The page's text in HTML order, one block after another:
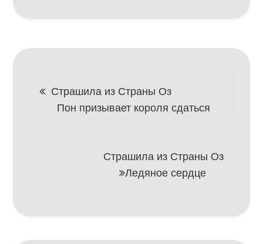
Навигация
записям
Страшила из Страны Оз
Пон призывает короля сдаться
Страшила из Страны Оз
Ледяное сердце